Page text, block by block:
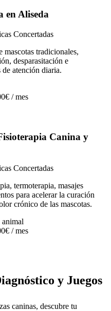
en Aliseda
Concertadas
tradicionales,
desparasitación e
atención diaria.
/ mes
Canina y
Concertadas
termoterapia, masajes
para acelerar la curación
crónico de las mascotas.
animal
/ mes
y Juegos
caninas, descubre tu